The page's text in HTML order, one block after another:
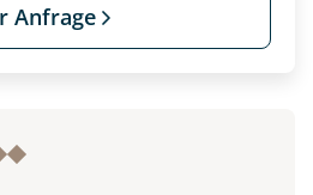
Anfrage
ist uns sehr wichtig!
verschlüsselt an unseren Server